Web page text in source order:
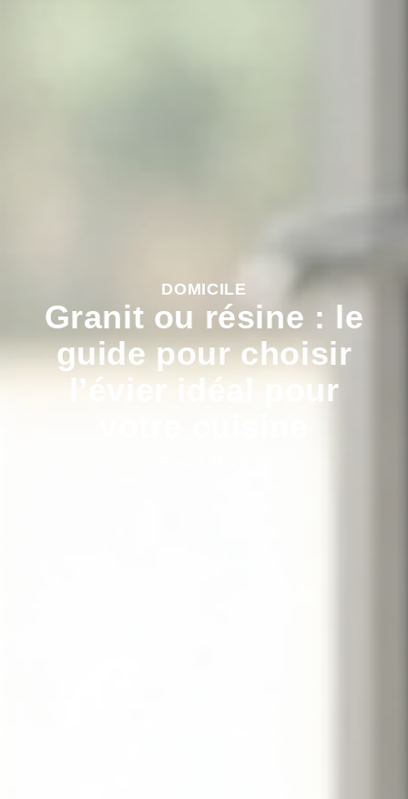
DOMICILE
Granit ou résine : le
guide pour choisir
l’évier idéal pour